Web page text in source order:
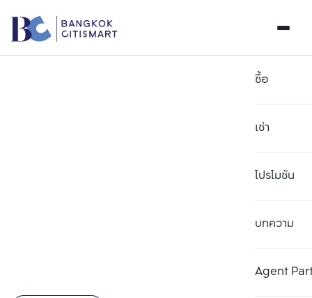
ซื้อ
เช่า
โปรโมชัน
บทความ
Agent